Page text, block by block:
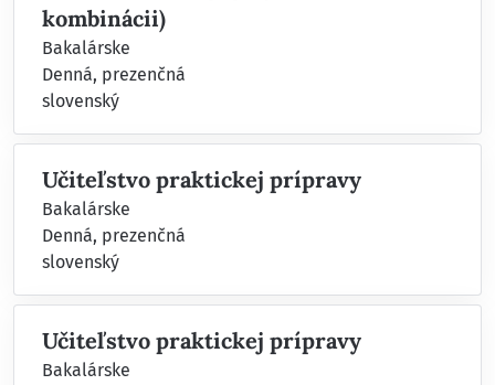
kombinácii)
Bakalárske
Denná, prezenčná
slovenský
Učiteľstvo praktickej prípravy
Bakalárske
Denná, prezenčná
slovenský
Učiteľstvo praktickej prípravy
Bakalárske